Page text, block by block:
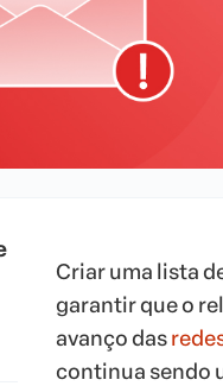
Criar uma lista
garantir que o
avanço das
continua sendo